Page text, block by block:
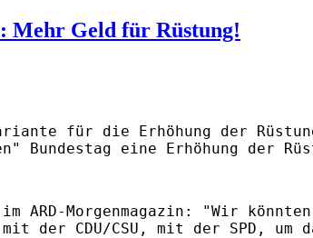
Mehr Geld für Rüstung!
für die Erhöhung der
eine Erhöhung der
Morgenmagazin: "Wir
der CDU/CSU, mit der SPD,